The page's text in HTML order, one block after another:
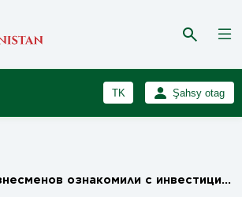
TK
RU
Şahsy otag
с инвестиционным потенциалом Туркменистана